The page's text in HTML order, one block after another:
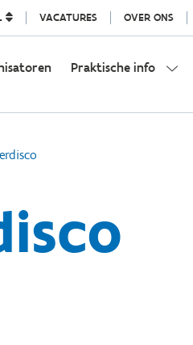
VACATURES OVER ONS
Praktische info